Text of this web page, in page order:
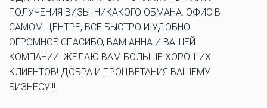
ПОЛУЧЕНИЯ ВИЗЫ. НИКАКОГО ОБМАНА. ОФИС В
САМОМ ЦЕНТРЕ, ВСЕ БЫСТРО И УДОБНО.
ОГРОМНОЕ СПАСИБО, ВАМ АННА И ВАШЕЙ
КОМПАНИИ. ЖЕЛАЮ ВАМ БОЛЬШЕ ХОРОШИХ
КЛИЕНТОВ! ДОБРА И ПРОЦВЕТАНИЯ ВАШЕМУ
БИЗНЕСУ!!!